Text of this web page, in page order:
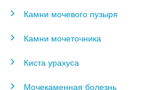
Камни мочевого пузыря
Камни мочеточника
Киста урахуса
Мочекаменная болезнь